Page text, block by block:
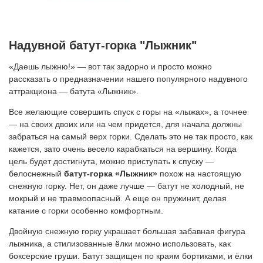
Надувной батут-горка "Лыжник"
«Даешь лыжню!» — вот так задорно и просто можно
рассказать о предназначении нашего популярного надувного
аттракциона — батута «Лыжник».
Все желающие совершить спуск с горы на «лыжах», а точнее
— на своих двоих или на чем придется, для начала должны
забраться на самый верх горки. Сделать это не так просто, как
кажется, зато очень весело карабкаться на вершину. Когда
цель будет достигнута, можно приступать к спуску —
белоснежный батут-горка «Лыжник» похож на настоящую
снежную горку. Нет, он даже лучше — батут не холодный, не
мокрый и не травмоопасный. А еще он пружинит, делая
катание с горки особенно комфортным.
Двойную снежную горку украшает большая забавная фигура
лыжника, а стилизованные ёлки можно использовать, как
боксерские груши. Батут защищен по краям бортиками, и ёлки